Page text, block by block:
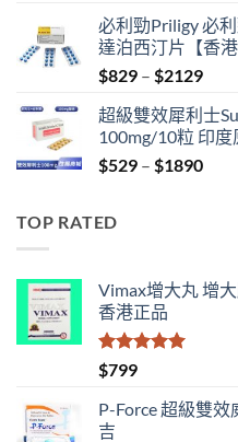
was:
$500.
is:
$399.
必利勁Priligy 必
達泊西汀片【香港
$829 – $2129Price
超級雙效犀利士
100mg/10粒 印度
$529 – $1890Price
TOP RATED
Vimax增大丸 增
香港正品
評分
滿分 5
$799
P-Force 超級雙
吉